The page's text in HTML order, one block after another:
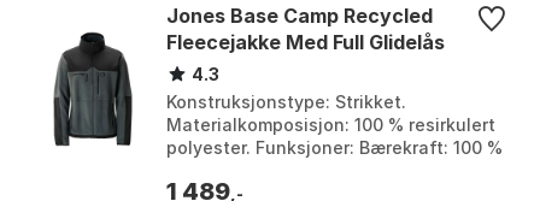
Jones Base Camp Recycled
Fleecejakke Med Full Glidelås
4.3
Konstruksjonstype: Strikket.
Materialkomposisjon: 100 % resirkulert
polyester. Funksjoner: Bærekraft: 100 %
Ansvarlig prod...
1 489 ,-